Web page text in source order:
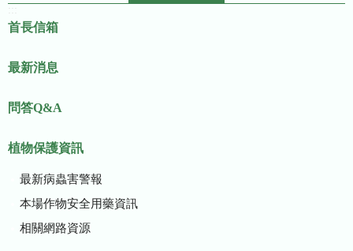
首長信箱
最新消息
問答Q&A
植物保護資訊
最新病蟲害警報
本場作物安全用藥資訊
相關網路資源